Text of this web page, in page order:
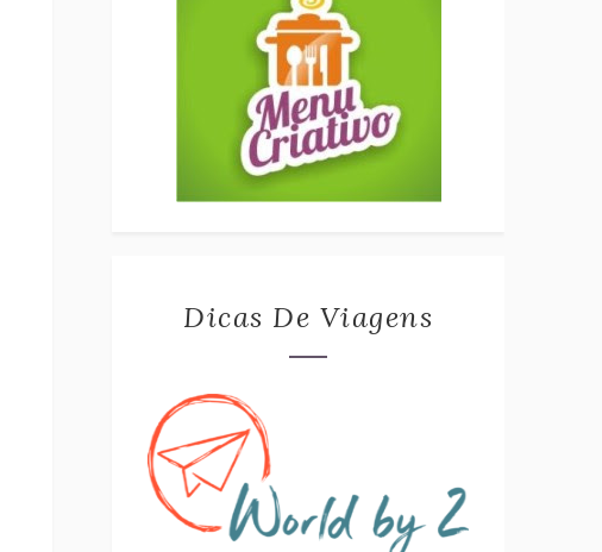
Dicas De Viagens